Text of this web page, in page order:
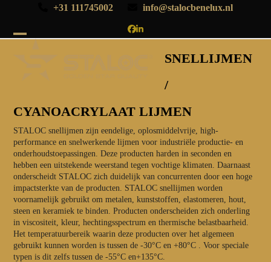
content
+31 111745002 info@stalocbenelux.nl
Facebook
LinkedIn
SNELLIJMEN
/
CYANOACRYLAAT LIJMEN
STALOC snellijmen zijn eendelige, oplosmiddelvrije, high-
performance en snelwerkende lijmen voor industriële productie- en
onderhoudstoepassingen. Deze producten harden in seconden en
hebben een uitstekende weerstand tegen vochtige klimaten. Daarnaast
onderscheidt STALOC zich duidelijk van concurrenten door een hoge
impactsterkte van de producten. STALOC snellijmen worden
voornamelijk gebruikt om metalen, kunststoffen, elastomeren, hout,
steen en keramiek te binden. Producten onderscheiden zich onderling
in viscositeit, kleur, hechtingsspectrum en thermische belastbaarheid.
Het temperatuurbereik waarin deze producten over het algemeen
gebruikt kunnen worden is tussen de -30°C en +80°C . Voor speciale
typen is dit zelfs tussen de -55°C en+135°C.